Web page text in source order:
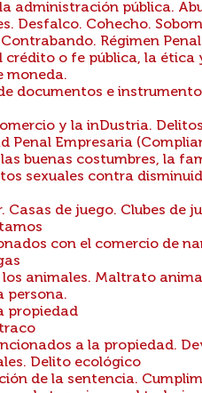
administración pública.
Desfalco. Cohecho.
Régimen
crédito o fe pública, la
moneda.
documentos e
y la inDustria.
Penal Empresaria
buenas costumbres, la
sexuales contra
Casas de juego. Clubes de
con el comercio de
animales. Maltrato
persona.
propiedad
a la propiedad.
Delito ecológico
de la sentencia.